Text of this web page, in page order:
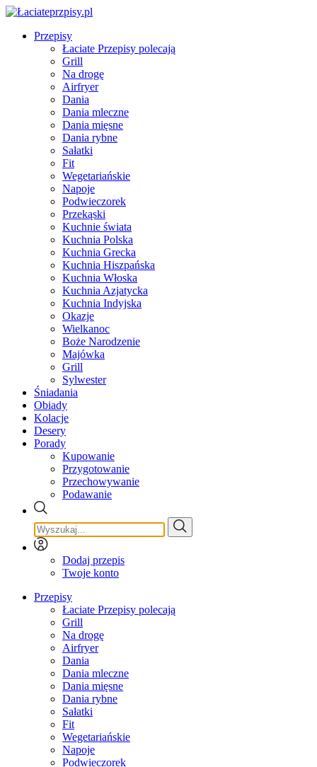
Przepisy
Łaciate Przepisy polecają
Grill
Na drogę
Airfryer
Dania
Dania mleczne
Dania mięsne
Dania rybne
Sałatki
Fit
Wegetariańskie
Napoje
Podwieczorek
Przekąski
Kuchnie świata
Kuchnia Polska
Kuchnia Grecka
Kuchnia Hiszpańska
Kuchnia Włoska
Kuchnia Azjatycka
Kuchnia Indyjska
Okazje
Wielkanoc
Boże Narodzenie
Majówka
Grill
Sylwester
Śniadania
Obiady
Kolacje
Desery
Porady
Kupowanie
Przygotowanie
Przechowywanie
Podawanie
Dodaj przepis
Twoje konto
Przepisy
Łaciate Przepisy polecają
Grill
Na drogę
Airfryer
Dania
Dania mleczne
Dania mięsne
Dania rybne
Sałatki
Fit
Wegetariańskie
Napoje
Podwieczorek